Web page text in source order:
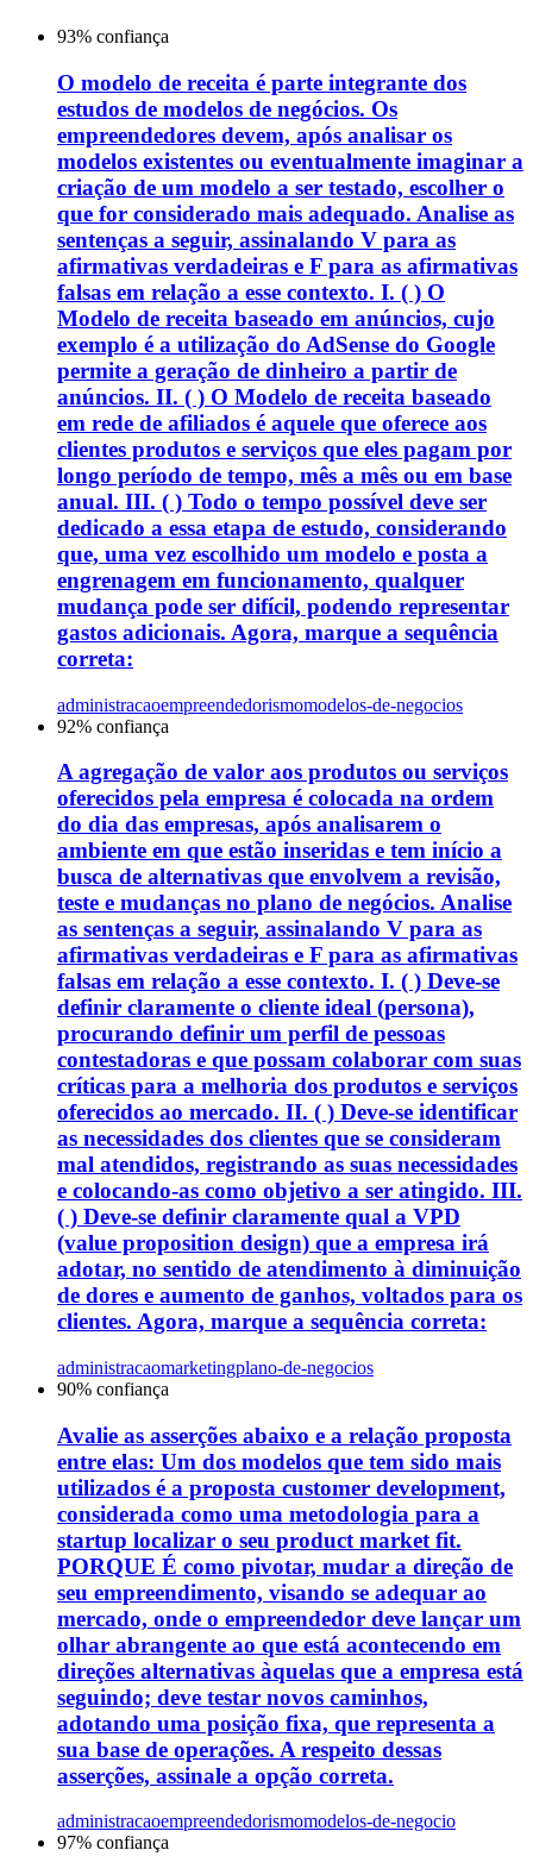
93% confiança
O modelo de receita é parte integrante dos
estudos de modelos de negócios. Os
empreendedores devem, após analisar os
modelos existentes ou eventualmente imaginar a
criação de um modelo a ser testado, escolher o
que for considerado mais adequado. Analise as
sentenças a seguir, assinalando V para as
afirmativas verdadeiras e F para as afirmativas
falsas em relação a esse contexto. I. ( ) O
Modelo de receita baseado em anúncios, cujo
exemplo é a utilização do AdSense do Google
permite a geração de dinheiro a partir de
anúncios. II. ( ) O Modelo de receita baseado
em rede de afiliados é aquele que oferece aos
clientes produtos e serviços que eles pagam por
longo período de tempo, mês a mês ou em base
anual. III. ( ) Todo o tempo possível deve ser
dedicado a essa etapa de estudo, considerando
que, uma vez escolhido um modelo e posta a
engrenagem em funcionamento, qualquer
mudança pode ser difícil, podendo representar
gastos adicionais. Agora, marque a sequência
correta:
administracaoempreendedorismomodelos-de-negocios
92% confiança
A agregação de valor aos produtos ou serviços
oferecidos pela empresa é colocada na ordem
do dia das empresas, após analisarem o
ambiente em que estão inseridas e tem início a
busca de alternativas que envolvem a revisão,
teste e mudanças no plano de negócios. Analise
as sentenças a seguir, assinalando V para as
afirmativas verdadeiras e F para as afirmativas
falsas em relação a esse contexto. I. ( ) Deve-se
definir claramente o cliente ideal (persona),
procurando definir um perfil de pessoas
contestadoras e que possam colaborar com suas
críticas para a melhoria dos produtos e serviços
oferecidos ao mercado. II. ( ) Deve-se identificar
as necessidades dos clientes que se consideram
mal atendidos, registrando as suas necessidades
e colocando-as como objetivo a ser atingido. III.
( ) Deve-se definir claramente qual a VPD
(value proposition design) que a empresa irá
adotar, no sentido de atendimento à diminuição
de dores e aumento de ganhos, voltados para os
clientes. Agora, marque a sequência correta:
administracaomarketingplano-de-negocios
90% confiança
Avalie as asserções abaixo e a relação proposta
entre elas: Um dos modelos que tem sido mais
utilizados é a proposta customer development,
considerada como uma metodologia para a
startup localizar o seu product market fit.
PORQUE É como pivotar, mudar a direção de
seu empreendimento, visando se adequar ao
mercado, onde o empreendedor deve lançar um
olhar abrangente ao que está acontecendo em
direções alternativas àquelas que a empresa está
seguindo; deve testar novos caminhos,
adotando uma posição fixa, que representa a
sua base de operações. A respeito dessas
asserções, assinale a opção correta.
administracaoempreendedorismomodelos-de-negocio
97% confiança